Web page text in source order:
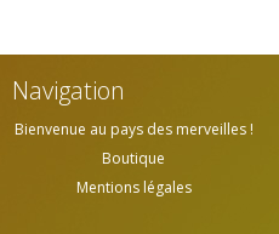
Navigation
Bienvenue au pays des merveilles !
Boutique
Mentions légales